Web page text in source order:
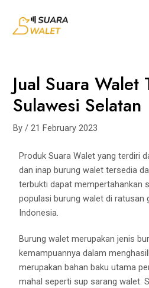
Jual Suara Walet
Sulawesi Selatan
By/21 February 2023
Produk Suara Walet yang terdiri
dan inap burung walet tersedia
terbukti dapat mempertahankan
populasi burung walet di ratusan
Indonesia.
Burung walet merupakan jenis
kemampuannya dalam
merupakan bahan baku utama
mahal seperti sup sarang walet.